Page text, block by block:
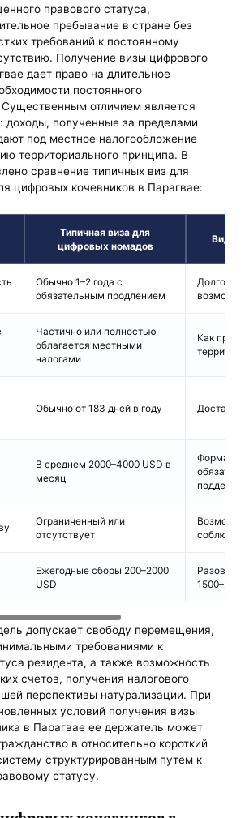
правового статуса,
пребывание в стране без
требований к постоянному
Получение визы цифрового
дает право на длительное
постоянного
отличием является
доходы, полученные за пределами
под местное налогообложение
территориального принципа. В
сравнение типичных виз для
цифровых кочевников в Парагвае:
Типичная виза для
цифровых номадов
Вид
Обычно 1–2 года с
обязательным продлением
Частично или полностью
облагается местными
налогами
Как
Обычно от 183 дней в году
В среднем 2000–4000 USD в
месяц
Ограниченный или
отсутствует
Ежегодные сборы 200–2000
USD
Разовый
допускает свободу перемещения,
требованиями к
резидента, а также возможность
счетов, получения налогового
перспективы натурализации. При
условий получения визы
в Парагвае ее держатель может
в относительно короткий
структурированным путем к
статусу.